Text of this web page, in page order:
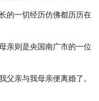
的一切经历仿佛都历历在
亲则是央国南广市的一位
父亲与我母亲便离婚了。